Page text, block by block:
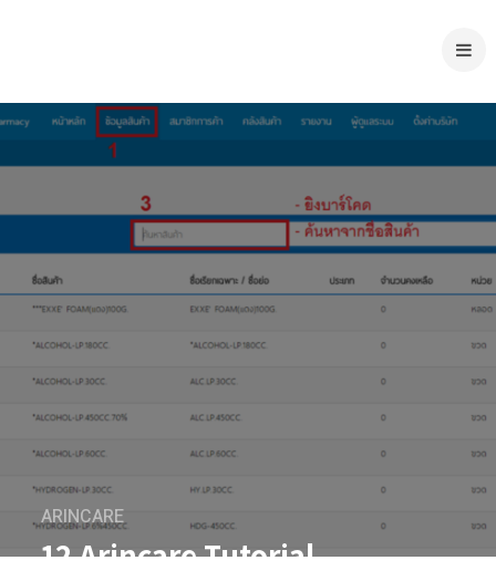
ARINCARE
12 Arincare Tutorial